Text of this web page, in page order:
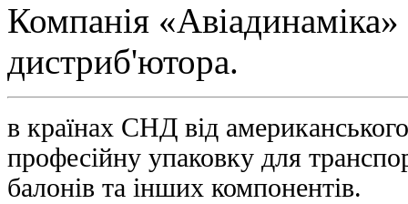
Компанія «Авіадинаміка»
дистриб'ютора.
в країнах СНД від
професійну упаковку для
балонів та інших компонентів.